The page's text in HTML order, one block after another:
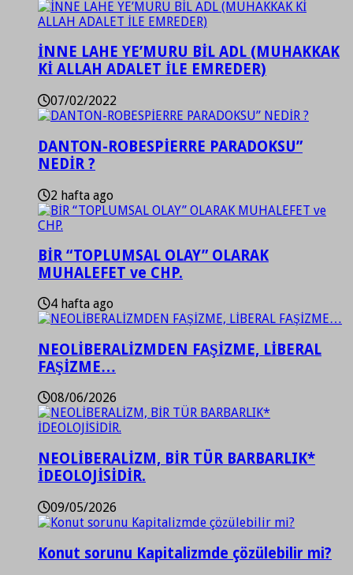
İNNE LAHE YE’MURU BİL ADL (MUHAKKAK
Kİ ALLAH ADALET İLE EMREDER)
07/02/2022
DANTON-ROBESPİERRE PARADOKSU”
NEDİR ?
2 hafta ago
BİR “TOPLUMSAL OLAY” OLARAK
MUHALEFET ve CHP.
4 hafta ago
NEOLİBERALİZMDEN FAŞİZME, LİBERAL
FAŞİZME…
08/06/2026
NEOLİBERALİZM, BİR TÜR BARBARLIK*
İDEOLOJİSİDİR.
09/05/2026
Konut sorunu Kapitalizmde çözülebilir mi?